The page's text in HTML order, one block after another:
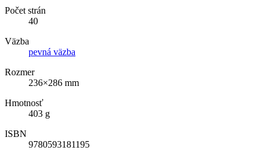
Počet strán
40
Väzba
pevná väzba
Rozmer
236×286 mm
Hmotnosť
403 g
ISBN
9780593181195